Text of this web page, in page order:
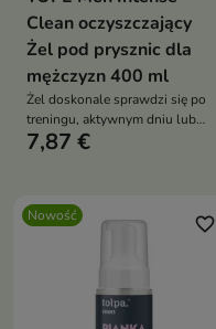
Clean oczyszczający
Żel pod prysznic dla
mężczyzn 400 ml
Żel doskonale sprawdzi się po
treningu, aktywnym dniu lub
jako element codziennej rutyny
7,87 €
Nowość favorite_border